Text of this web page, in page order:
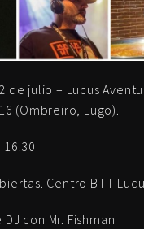
de julio – Lucus
(Ombreiro, Lugo).
Centro BTT
con Mr. Fishman